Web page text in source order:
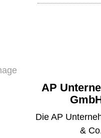
AP
Die AP
&